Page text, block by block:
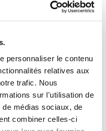
personnaliser le contenu
relatives aux
trafic. Nous
sur l'utilisation de
médias sociaux, de
combiner celles-ci
P97